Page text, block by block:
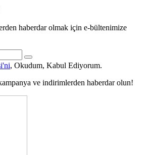
haberdar olmak için e-bültenimize
, Okudum, Kabul Ediyorum.
ve indirimlerden haberdar olun!